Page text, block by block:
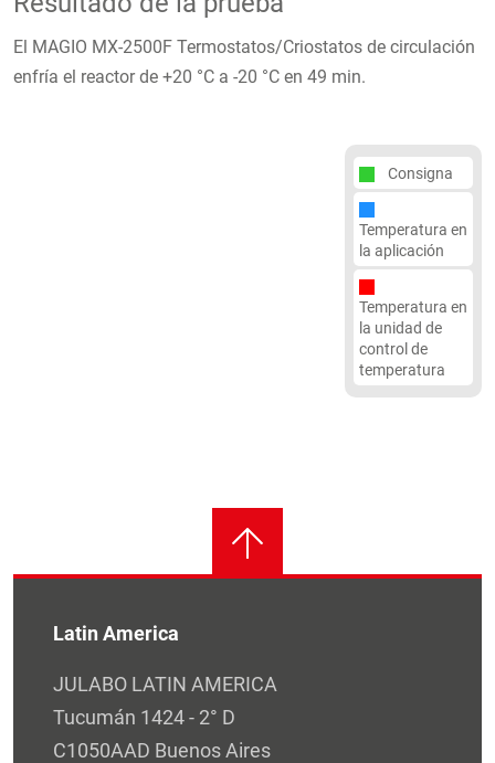
El MAGIO MX-2500F Termostatos/Criostatos de circulación
enfría el reactor de +20 °C a -20 °C en 49 min.
Consigna
Temperatura en
la aplicación
Temperatura en
la unidad de
control de
temperatura
Latin America
JULABO LATIN AMERICA
Tucumán 1424 - 2° D
C1050AAD Buenos Aires